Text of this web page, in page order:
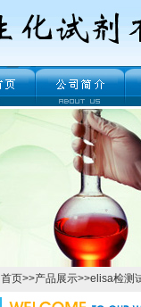
首页>>产品展示>>elisa检测